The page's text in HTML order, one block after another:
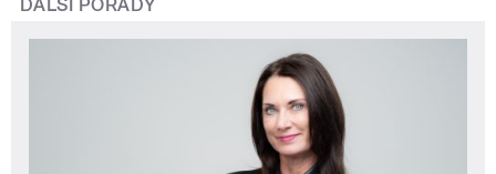
DALŠÍ POŘADY